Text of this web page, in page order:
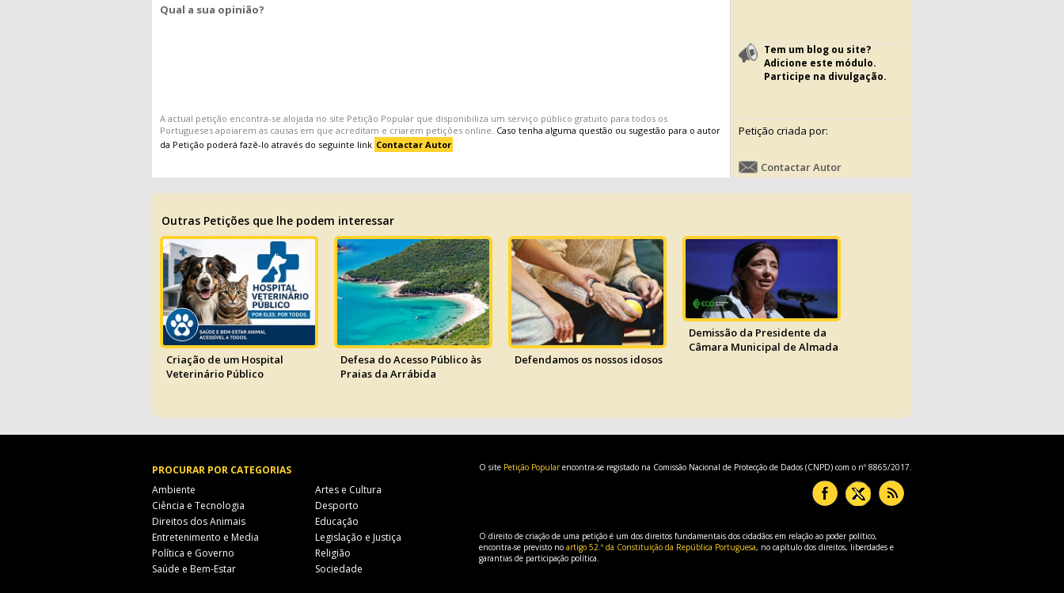
Qual a sua opinião?
A actual petição encontra-se alojada no site Petição Popular que disponibiliza um serviço público gratuito para todos os
Portugueses apoiarem as causas em que acreditam e criarem petições online. Caso tenha alguma questão ou sugestão para o autor
da Petição poderá fazê-lo através do seguinte link Contactar Autor
Tem um blog ou site?
Adicione este módulo.
Participe na divulgação.
Petição criada por:
Contactar Autor
Outras Petições que lhe podem interessar
Criação de um Hospital
Veterinário Público
Defesa do Acesso Público às
Praias da Arrábida
Defendamos os nossos idosos
Demissão da Presidente da
Câmara Municipal de Almada
PROCURAR POR CATEGORIAS
Ambiente
Artes e Cultura
Ciência e Tecnologia
Desporto
Direitos dos Animais
Educação
Entretenimento e Media
Legislação e Justiça
Política e Governo
Religião
Saúde e Bem-Estar
Sociedade
O site Petição Popularencontra-se registado na Comissão Nacional de Protecção de Dados (CNPD) com o nº 8865/2017.
O direito de criação de uma petição é um dos direitos fundamentais dos cidadãos em relação ao poder político,
encontra-se previsto no artigo 52.º da Constituição da República Portuguesa, no capítulo dos direitos, liberdades e
garantias de participação política.